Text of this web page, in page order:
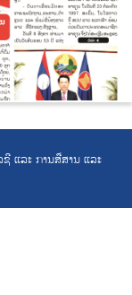
ແລະ ການສື່ສານ ແລະ